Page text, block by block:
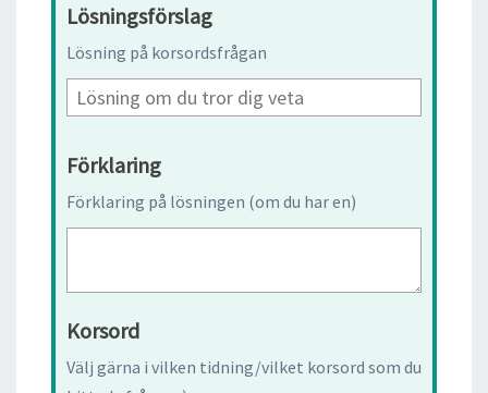
Lösningsförslag
Lösning på korsordsfrågan
Förklaring
Förklaring på lösningen (om du har en)
Korsord
Välj gärna i vilken tidning/vilket korsord som du